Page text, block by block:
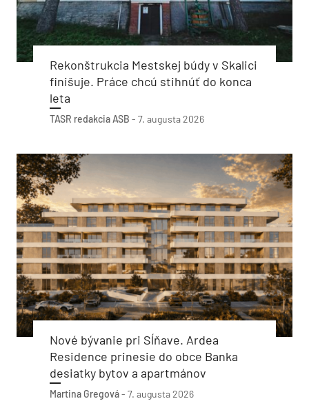
Rekonštrukcia Mestskej búdy v Skalici
finišuje. Práce chcú stihnúť do konca
leta
TASR redakcia ASB - 7. augusta 2026
Nové bývanie pri Sĺňave. Ardea
Residence prinesie do obce Banka
desiatky bytov a apartmánov
Martina Gregová- 7. augusta 2026